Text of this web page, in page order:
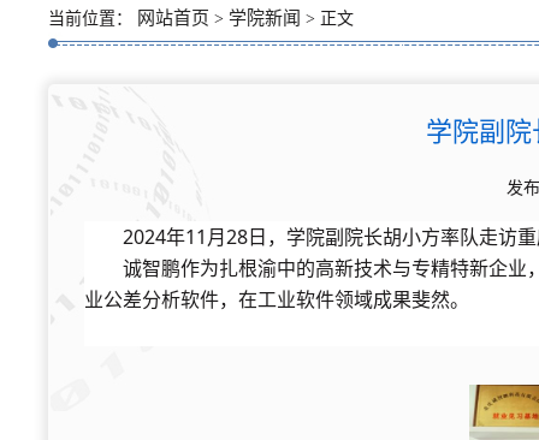
当前位置： 网站首页 > 学院新闻 > 正文
学院副
发
2024年11月28日， 学院副院长胡小方率队走访
诚智鹏作为扎根渝中的高新技术与专精特新企业
业公差分析软件，在工业软件领域成果斐然。